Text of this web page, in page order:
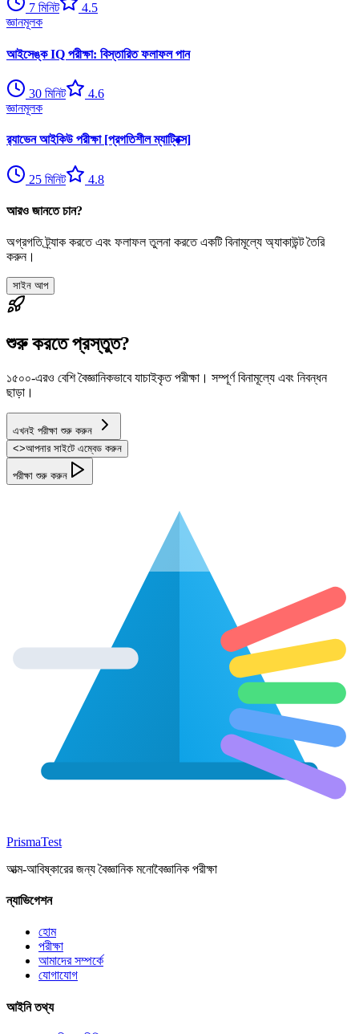
7 মিনিট
4.5
জ্ঞানমূলক
আইসেঙ্ক IQ পরীক্ষা: বিস্তারিত ফলাফল পান
30 মিনিট
4.6
জ্ঞানমূলক
র‍্যাভেন আইকিউ পরীক্ষা [প্রগতিশীল ম্যাট্রিক্স]
25 মিনিট 4.8
আরও জানতে চান?
অগ্রগতি ট্র্যাক করতে এবং ফলাফল তুলনা করতে একটি বিনামূল্যে অ্যাকাউন্ট তৈরি
করুন।
সাইন আপ
শুরু করতে প্রস্তুত?
১৫০০-এরও বেশি বৈজ্ঞানিকভাবে যাচাইকৃত পরীক্ষা। সম্পূর্ণ বিনামূল্যে এবং নিবন্ধন
ছাড়া।
এখনই পরীক্ষা শুরু করুন
<>আপনার সাইটে এম্বেড করুন
পরীক্ষা শুরু করুন
PrismaTest
আত্ম-আবিষ্কারের জন্য বৈজ্ঞানিক মনোবৈজ্ঞানিক পরীক্ষা
ন্যাভিগেশন
হোম
পরীক্ষা
আমাদের সম্পর্কে
যোগাযোগ
আইনি তথ্য